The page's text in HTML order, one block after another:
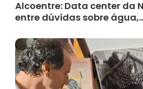
Alcoentre: Data center da
entre dúvidas sobre